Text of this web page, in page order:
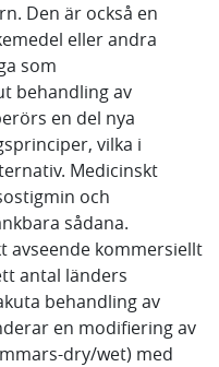
Den är också en
eller andra
som
behandling av
en del nya
vilka i
Medicinskt
och
sådana.
avseende kommersiellt
antal länders
behandling av
en modifiering av
dry/wet) med